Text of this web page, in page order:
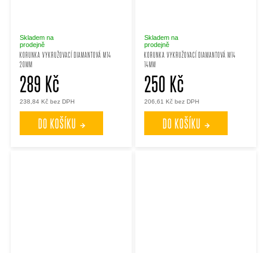
KORUNKA VYKRUŽOVACÍ DIAMANTOVÁ M14
20MM
Skladem na
prodejně
238,84 Kč bez DPH
289 Kč
DO KOŠÍKU
KORUNKA VYKRUŽOVACÍ DIAMANTOVÁ M14
14MM
Skladem na
prodejně
206,61 Kč bez DPH
250 Kč
DO KOŠÍKU